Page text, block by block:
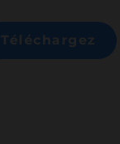
Téléchargez